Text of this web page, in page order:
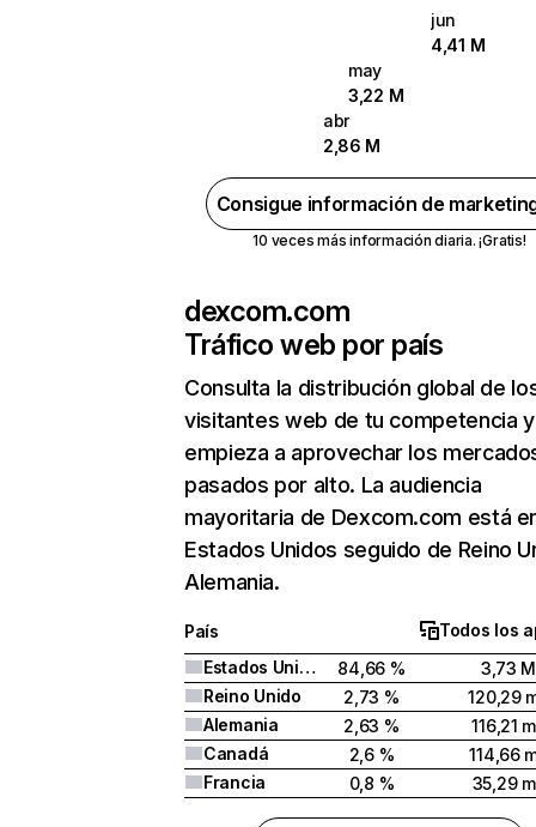
jun
4,41 M
may
3,22 M
abr
2,86 M
Consigue información de
10 veces más información diaria. ¡Gratis!
dexcom.com
Tráfico web por país
Consulta la distribución global de
visitantes web de tu competencia y
empieza a aprovechar los
pasados por alto. La audiencia
mayoritaria de Dexcom.com está
Estados Unidos seguido de Reino
Alemania.
País
Todos los
Estados Unidos
84,66 %
3,73 M
Reino Unido
2,73 %
120,29
Alemania
2,63 %
116,21
Canadá
2,6 %
114,66
Francia
0,8 % 35,29